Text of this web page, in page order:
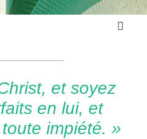
et soyez
en lui, et
impiété. »